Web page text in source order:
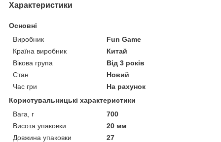
Характеристики
Основні
Виробник
Fun Game
Країна виробник
Китай
Вікова група
Від 3 років
Стан
Новий
Час гри
На рахунок
Користувальницькі характеристики
Вага, г
700
Висота упаковки
20 мм
Довжина упаковки
27